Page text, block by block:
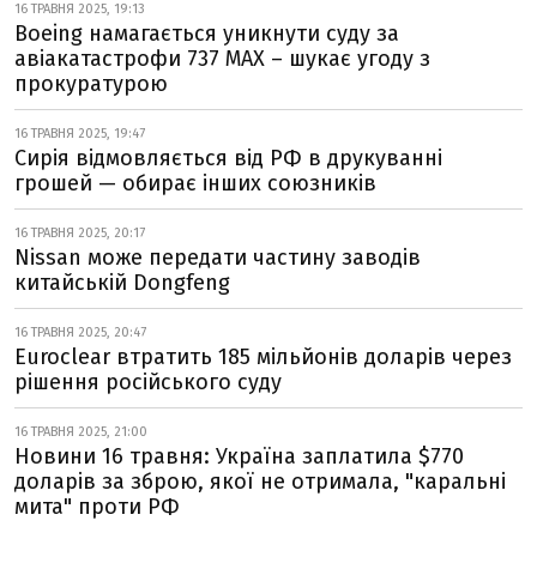
16 ТРАВНЯ 2025, 19:13
Boeing намагається уникнути суду за
авіакатастрофи 737 MAX – шукає угоду з
прокуратурою
16 ТРАВНЯ 2025, 19:47
Сирія відмовляється від РФ в друкуванні
грошей — обирає інших союзників
16 ТРАВНЯ 2025, 20:17
Nissan може передати частину заводів
китайській Dongfeng
16 ТРАВНЯ 2025, 20:47
Euroclear втратить 185 мільйонів доларів через
рішення російського суду
16 ТРАВНЯ 2025, 21:00
Новини 16 травня: Україна заплатила $770
доларів за зброю, якої не отримала, "каральні
мита" проти РФ